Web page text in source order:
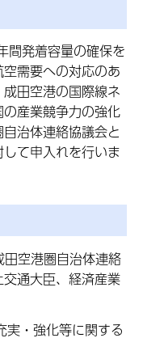
間発着容量の確保を
需要への対応のあ
田空港の国際線ネ
産業競争力の強化
治体連絡協議会と
て申入れを行いま
空港圏自治体連絡
通大臣、経済産業
実・強化等に関する